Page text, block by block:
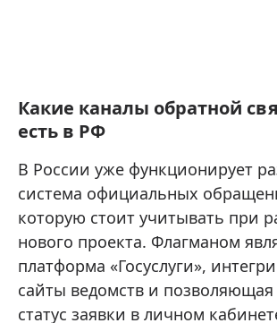
Какие каналы обратной
есть в РФ
В России уже функционирует
система официальных
которую стоит учитывать при
нового проекта. Флагманом
платформа «Госуслуги»,
сайты ведомств и позволяющая
статус заявки в личном